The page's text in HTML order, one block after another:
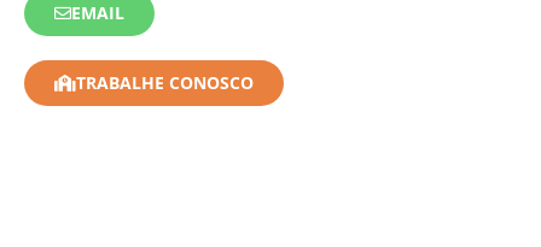
EMAIL
TRABALHE CONOSCO